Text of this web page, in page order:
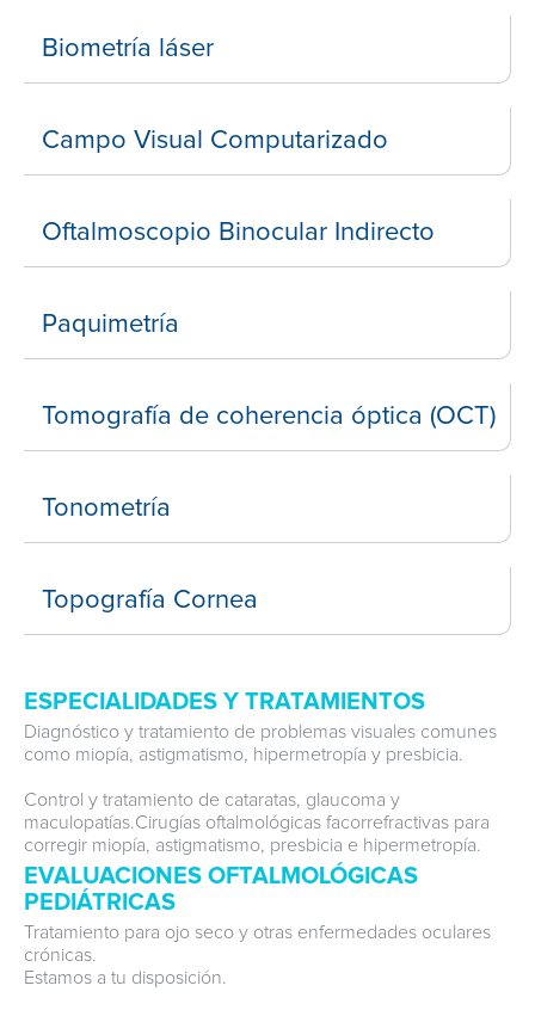
Biometría láser
Campo Visual Computarizado
Oftalmoscopio Binocular Indirecto
Paquimetría
Tomografía de coherencia óptica (OCT)
Tonometría
Topografía Cornea
ESPECIALIDADES Y TRATAMIENTOS
Diagnóstico y tratamiento de problemas visuales comunes
como miopía, astigmatismo, hipermetropía y presbicia.
Control y tratamiento de cataratas, glaucoma y
maculopatías.Cirugías oftalmológicas facorrefractivas para
corregir miopía, astigmatismo, presbicia e hipermetropía.
EVALUACIONES OFTALMOLÓGICAS
PEDIÁTRICAS
Tratamiento para ojo seco y otras enfermedades oculares
crónicas.
Estamos a tu disposición.